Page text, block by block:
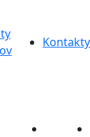
Kontakty